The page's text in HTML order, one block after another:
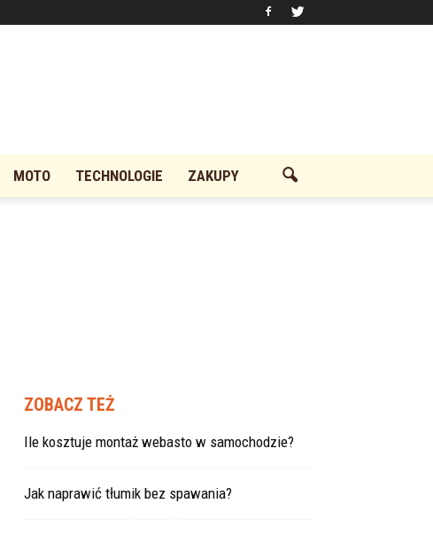
MOTO TECHNOLOGIE ZAKUPY
ZOBACZ TEŻ
Ile kosztuje montaż webasto w samochodzie?
Jak naprawić tłumik bez spawania?